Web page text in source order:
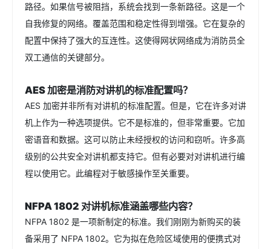
路径。如果信号被阻挡，系统会找到一条新路径。这是一个
自我修复的网络。覆盖范围和稳定性得到增强。它在复杂的
配置中保持了强大的互连性。这使得网状网络成为消防员全
双工通信的关键部分。
AES 加密是消防对讲机的标准配置吗？
AES 加密并非所有对讲机的标准配置。但是，它在许多对讲
机上作为一种选项提供。它不是标准的，但非常重要。它加
密语音和数据。这可以防止未经授权的访问和窃听。许多高
级别的公共安全对讲机都支持它。但有必要对对讲机进行编
程以使用它。此编程对于敏感操作至关重要。
NFPA 1802 对讲机标准涵盖哪些内容？
NFPA 1802 是一项新制定的标准。我们刚刚为新购买的装
备采用了 NFPA 1802。它为拟在危险区域使用的便携式对